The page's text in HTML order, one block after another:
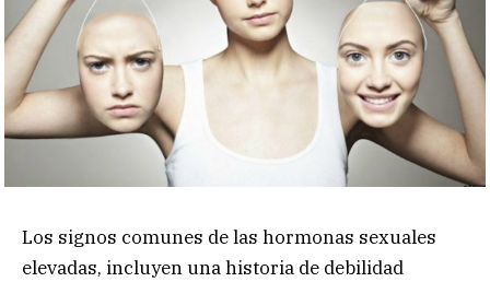
Los signos comunes de las hormonas sexuales
elevadas, incluyen una historia de debilidad